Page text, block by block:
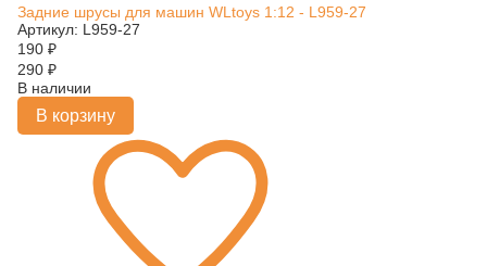
Задние шруcы для машин WLtoys 1:12 - L959-27
Артикул: L959-27
190 ₽
290 ₽
В наличии
В корзину